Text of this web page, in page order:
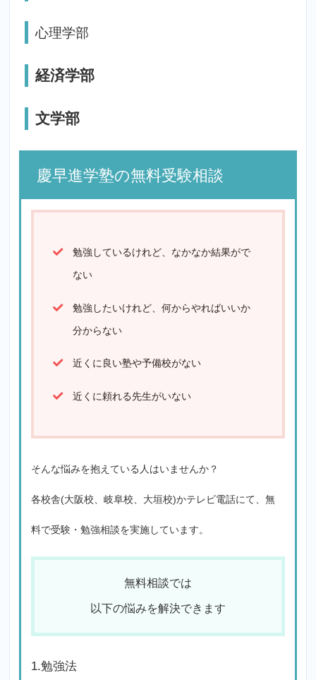
心理学部
経済学部
文学部
慶早進学塾の無料受験相談
勉強しているけれど、なかなか結果がで
ない
勉強したいけれど、何からやればいいか
分からない
近くに良い塾や予備校がない
近くに頼れる先生がいない
そんな悩みを抱えている人はいませんか？
各校舎(大阪校、岐阜校、大垣校)かテレビ電話にて、無
料で受験・勉強相談を実施しています。
無料相談では
以下の悩みを解決できます
1.勉強法